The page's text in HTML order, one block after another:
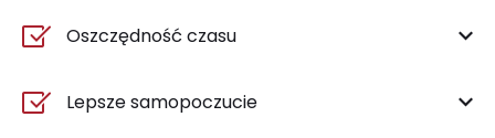
Oszczędność czasu
Lepsze samopoczucie